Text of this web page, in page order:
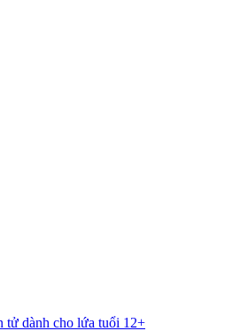
tử dành cho lứa tuổi 12+